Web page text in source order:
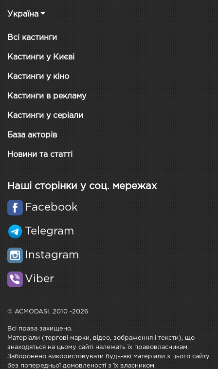
Україна
Всі кастинги
Кастинги у Києві
Кастинги у кіно
Кастинги в рекламу
Кастинги у серіали
База акторів
Новини та статті
Наші сторінки у соц. мережах
Facebook
Telegram
Instagram
Viber
© ACMODASI, 2010 -2026
Всі права захищено.
Матеріали (торгові марки, відео, зображення і тексти), що
знаходяться на цьому сайті належать їх правовласникам.
Заборонено використовувати будь-які матеріали з цього сайту
без попередньої домовленості з їх власником.